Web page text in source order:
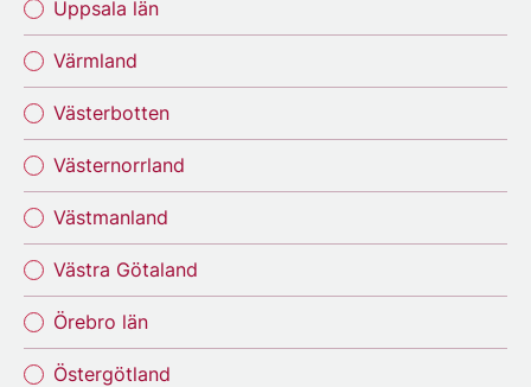
Uppsala län
Värmland
Västerbotten
Västernorrland
Västmanland
Västra Götaland
Örebro län
Östergötland